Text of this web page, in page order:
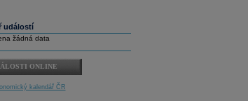
událostí
žádná data
ONLINE
kalendář ČR